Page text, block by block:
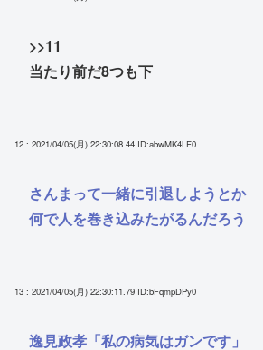
>>11
当たり前だ8つも下
12 : 2021/04/05(月) 22:30:08.44 ID:abwMK4LF0
さんまって一緒に引退しようとか
何で人を巻き込みたがるんだろう
13 : 2021/04/05(月) 22:30:11.79 ID:bFqmpDPy0
逸見政孝「私の病気はガンです」